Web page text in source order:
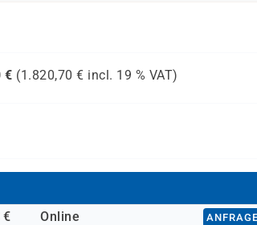
€ (1.820,70 € incl. 19 % VAT)
€ Online